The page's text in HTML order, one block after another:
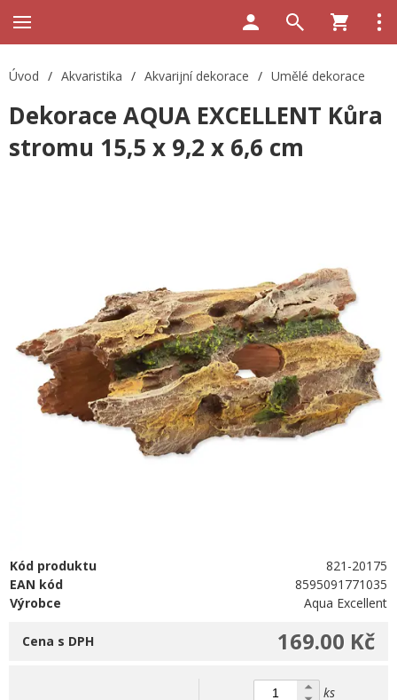
Úvod / Akvaristika / Akvarijní dekorace / Umělé dekorace
Dekorace AQUA EXCELLENT Kůra
stromu 15,5 x 9,2 x 6,6 cm
Kód produktu
821-20175
EAN kód
8595091771035
Výrobce
Aqua Excellent
169.00 Kč
Cena s DPH
ks